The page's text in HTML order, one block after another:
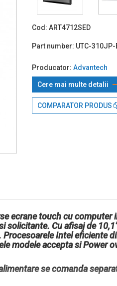
Cod: ART4712SED
Part number: UTC-310JP-
Producator: Advantech
Cere mai multe detalii
COMPARATOR PRODUS
ecrane touch cu computer
solicitante. Cu afisaj de
Intel eficiente
modele accepta si Power
se comanda